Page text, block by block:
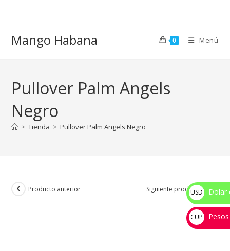
Mango Habana 0 Menú
Pullover Palm Angels
Negro
> Tienda > Pullover Palm Angels Negro
Producto anterior Siguiente producto
USD
$
Dolar
CUP
💰
Pesos